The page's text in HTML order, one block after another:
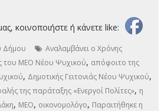
κοινοποιήστε ή κάνετε like:
Δήμου
Αναλαμβάνει ο Χρόνης
του ΜΕΟ Νέου Ψυχικού, απόφοιτο της
, Δημοτικής Γειτονιάς Νέου Ψυχικού,
της παράταξης «Ενεργοί Πολίτες», η
, ΜΕΟ, οικονομολόγο, Παραιτήθηκε η